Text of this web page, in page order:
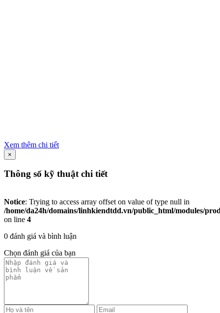
Xem thêm chi tiết
×
Thông số kỹ thuật chi tiết
Notice: Trying to access array offset on value of type null in
/home/da24h/domains/linhkiendtdd.vn/public_html/modules/
on line 4
0 đánh giá và bình luận
Chọn đánh giá của bạn